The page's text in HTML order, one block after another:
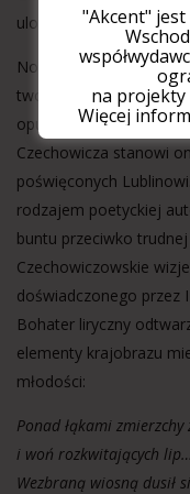
ulotność chwil i
Nowe przeżycia
twórczość Józefa
opublikowanej w
Czechowicza stanowi
poświęconych
rodzajem poetyckiej
buntu przeciwko
Czechowiczowskie
doświadczonego
Bohater liryczny
elementy krajobrazu
młodości:
Ponad łąkami zmierzchy
i woń rozkwitających lip…
Wezbraną wiosną dusił
"Akcent" jest
na projekty
Więcej